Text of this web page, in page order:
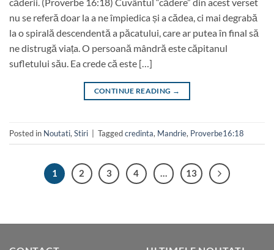
căderii. (Proverbe 16:18) Cuvântul “cădere” din acest verset
nu se referă doar la a ne împiedica și a cădea, ci mai degrabă
la o spirală descendentă a păcatului, care ar putea în final să
ne distrugă viața. O persoană mândră este căpitanul
sufletului său. Ea crede că este […]
CONTINUE READING →
Posted in Noutati, Stiri Taggedcredinta, Mandrie, Proverbe16:18
1 2 3 4 … 13